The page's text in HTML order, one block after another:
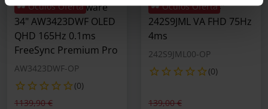
🕶️ Óculos Oferta
Curvo Dell Alienware
34" AW3423DWF OLED
QHD 165Hz 0.1ms
FreeSync Premium Pro
AW3423DWF-OP
(0)
Preço reduzido de
1139,90 €para
🕶️ Óculos Oferta
Philips S-Line 24"
242S9JML VA FHD 75Hz
4ms
242S9JML00-OP
(0)
Preço reduzido de
139,00 €para